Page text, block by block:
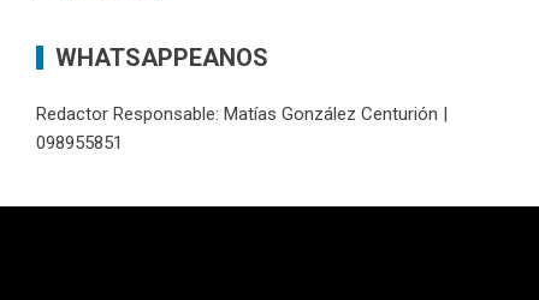
WHATSAPPEANOS
Redactor Responsable: Matías González Centurión |
098955851